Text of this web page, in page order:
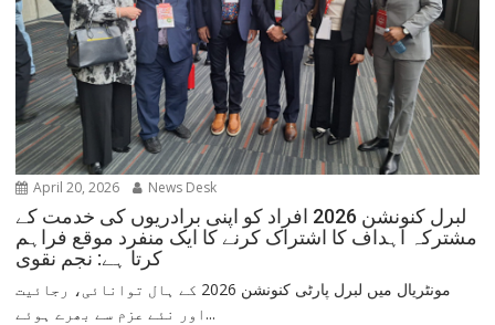
April 20, 2026 News Desk
لبرل کنونشن 2026 افراد کو اپنی برادریوں کی خدمت کے
مشترکہ اہداف کا اشتراک کرنے کا ایک منفرد موقع فراہم
کرتا ہے: نجم نقوی
مونٹریال میں لبرل پارٹی کنونشن 2026 کے ہال توانائی، رجائیت
اور نئے عزم سے بھرے ہوئے...